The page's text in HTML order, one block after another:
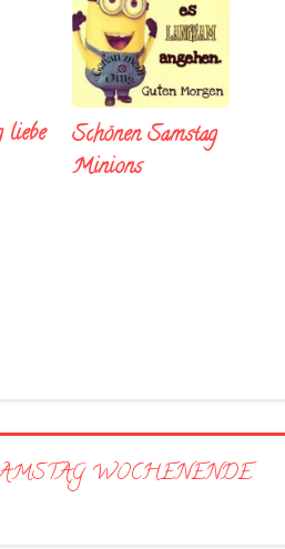
liebe
Schönen Samstag
Minions
WOCHENENDE